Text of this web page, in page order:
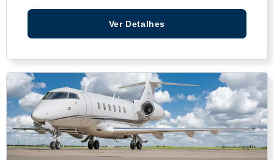
Ver Detalhes